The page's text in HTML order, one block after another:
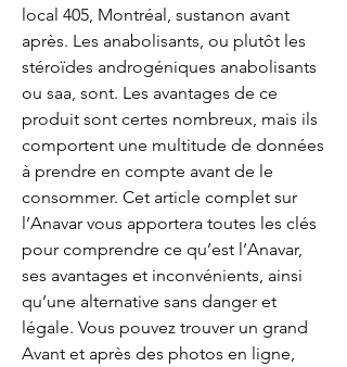
local 405, Montréal, sustanon avant
après. Les anabolisants, ou plutôt les
stéroïdes androgéniques anabolisants
ou saa, sont. Les avantages de ce
produit sont certes nombreux, mais ils
comportent une multitude de données
à prendre en compte avant de le
consommer. Cet article complet sur
l’Anavar vous apportera toutes les clés
pour comprendre ce qu’est l’Anavar,
ses avantages et inconvénients, ainsi
qu’une alternative sans danger et
légale. Vous pouvez trouver un grand
Avant et après des photos en ligne,